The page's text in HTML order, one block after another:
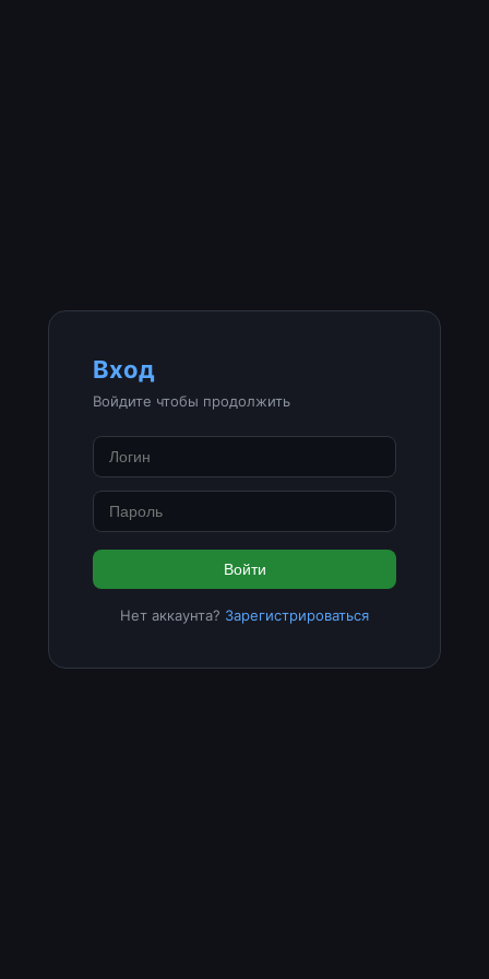
Вход
Войдите чтобы продолжить
Войти
Нет аккаунта? Зарегистрироваться